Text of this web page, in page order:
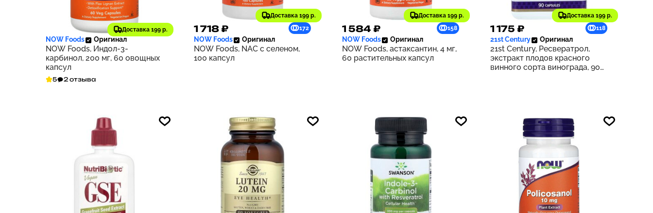
Доставка 199 р.
2 239 ₽ 224
NOW Foods Оригинал
NOW Foods, Индол-3-
карбинол, 200 мг, 60 овощных
капсул
5 2 отзыва
Доставка 199 р.
1 718 ₽ 172
NOW Foods Оригинал
NOW Foods, NAC с селеном,
100 капсул
Доставка 199 р.
1 584 ₽ 158
NOW Foods Оригинал
NOW Foods, астаксантин, 4 мг,
60 растительных капсул
Доставка 199 р.
1 175 ₽ 118
21st Century Оригинал
21st Century, Ресвератрол,
экстракт плодов красного
винного сорта винограда, 90